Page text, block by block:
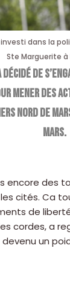
investi dans la
Ste Marguerite à
décidé de
mener des
Nord de
mars.
encore des
cités. Ca
de
cordes, a
devenu un